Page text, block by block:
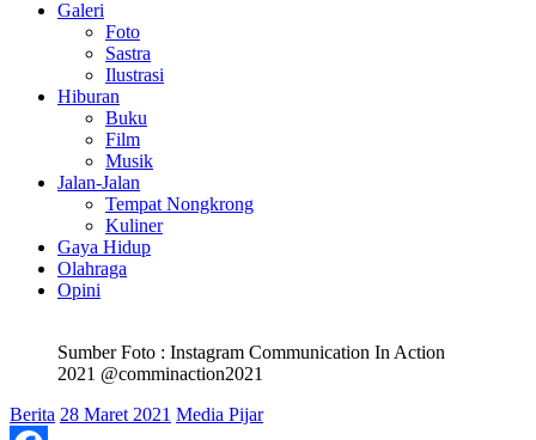
Galeri
Foto
Sastra
Ilustrasi
Hiburan
Buku
Film
Musik
Jalan-Jalan
Tempat Nongkrong
Kuliner
Gaya Hidup
Olahraga
Opini
Sumber Foto : Instagram Communication In Action
2021 @comminaction2021
Berita 28 Maret 2021 Media Pijar